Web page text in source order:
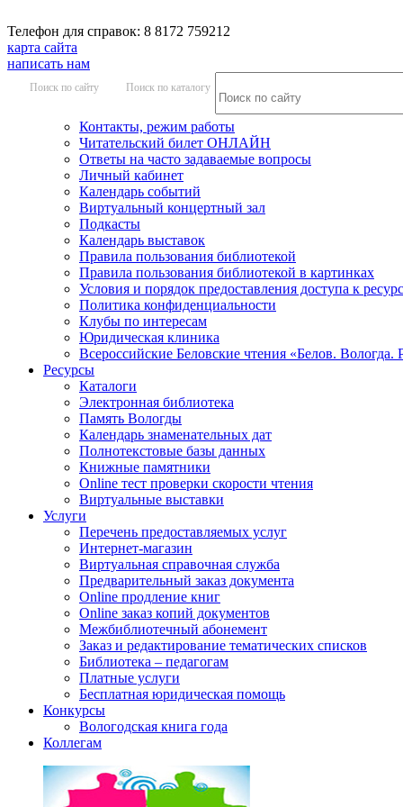
Телефон для справок: 8 8172 759212
карта сайта
написать нам
Поиск по сайту Поиск по каталогу
Контакты, режим работы
Читательский билет ОНЛАЙН
Ответы на часто задаваемые вопросы
Личный кабинет
Календарь событий
Виртуальный концертный зал
Подкасты
Календарь выставок
Правила пользования библиотекой
Правила пользования библиотекой в картинках
Условия и порядок предоставления доступа к
Политика конфиденциальности
Клубы по интересам
Юридическая клиника
Всероссийские Беловские чтения «Белов. Вологда.
Ресурсы
Каталоги
Электронная библиотека
Память Вологды
Календарь знаменательных дат
Полнотекстовые базы данных
Книжные памятники
Online тест проверки скорости чтения
Виртуальные выставки
Услуги
Перечень предоставляемых услуг
Интернет-магазин
Виртуальная справочная служба
Предварительный заказ документа
Online продление книг
Online заказ копий документов
Межбиблиотечный абонемент
Заказ и редактирование тематических списков
Библиотека – педагогам
Платные услуги
Бесплатная юридическая помощь
Конкурсы
Вологодская книга года
Коллегам